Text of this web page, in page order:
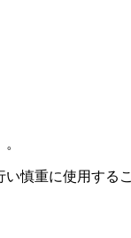
慎重に使用する